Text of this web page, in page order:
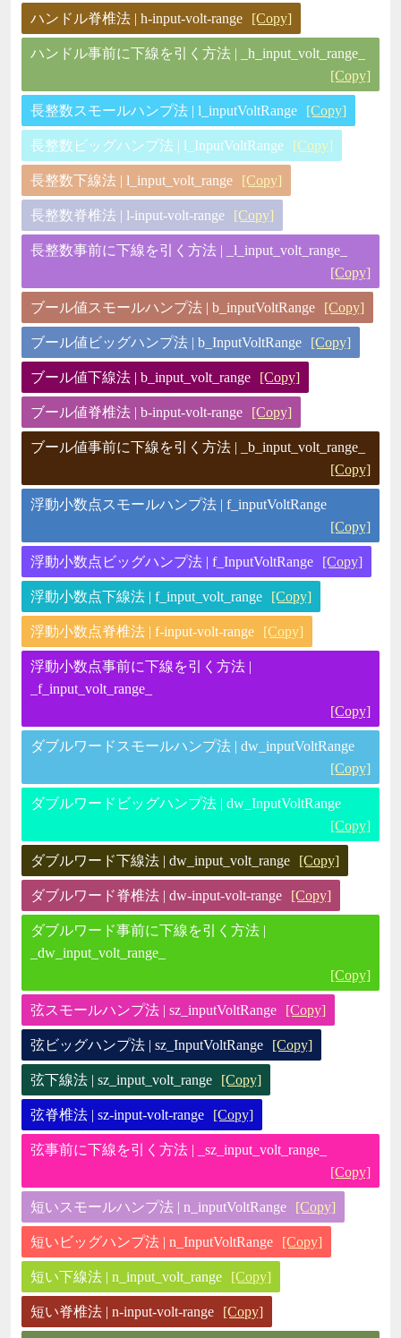
ハンドル脊椎法 | h-input-volt-range [Copy]
ハンドル事前に下線を引く方法 | _h_input_volt_range_
[Copy]
長整数スモールハンプ法 | l_inputVoltRange [Copy]
長整数ビッグハンプ法 | l_InputVoltRange [Copy]
長整数下線法 | l_input_volt_range [Copy]
長整数脊椎法 | l-input-volt-range [Copy]
長整数事前に下線を引く方法 | _l_input_volt_range_
[Copy]
ブール値スモールハンプ法 | b_inputVoltRange [Copy]
ブール値ビッグハンプ法 | b_InputVoltRange [Copy]
ブール値下線法 | b_input_volt_range [Copy]
ブール値脊椎法 | b-input-volt-range [Copy]
ブール値事前に下線を引く方法 | _b_input_volt_range_
[Copy]
浮動小数点スモールハンプ法 | f_inputVoltRange
[Copy]
浮動小数点ビッグハンプ法 | f_InputVoltRange [Copy]
浮動小数点下線法 | f_input_volt_range [Copy]
浮動小数点脊椎法 | f-input-volt-range [Copy]
浮動小数点事前に下線を引く方法 |
_f_input_volt_range_
[Copy]
ダブルワードスモールハンプ法 | dw_inputVoltRange
[Copy]
ダブルワードビッグハンプ法 | dw_InputVoltRange
[Copy]
ダブルワード下線法 | dw_input_volt_range [Copy]
ダブルワード脊椎法 | dw-input-volt-range [Copy]
ダブルワード事前に下線を引く方法 |
_dw_input_volt_range_
[Copy]
弦スモールハンプ法 | sz_inputVoltRange [Copy]
弦ビッグハンプ法 | sz_InputVoltRange [Copy]
弦下線法 | sz_input_volt_range [Copy]
弦脊椎法 | sz-input-volt-range [Copy]
弦事前に下線を引く方法 | _sz_input_volt_range_
[Copy]
短いスモールハンプ法 | n_inputVoltRange [Copy]
短いビッグハンプ法 | n_InputVoltRange [Copy]
短い下線法 | n_input_volt_range [Copy]
短い脊椎法 | n-input-volt-range [Copy]